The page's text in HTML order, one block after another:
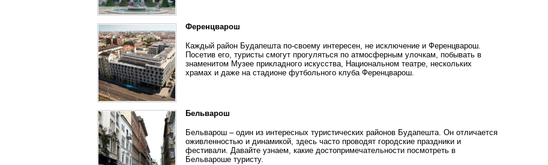
Ференцварош
Каждый район Будапешта по-своему интересен, не исключение и Ференцварош.
Посетив его, туристы смогут прогуляться по атмосферным улочкам, побывать в
знаменитом Музее прикладного искусства, Национальном театре, нескольких
храмах и даже на стадионе футбольного клуба Ференцварош.
Бельварош
Бельварош – один из интересных туристических районов Будапешта. Он отличается
оживленностью и динамикой, здесь часто проводят городские праздники и
фестивали. Давайте узнаем, какие достопримечательности посмотреть в
Бельвароше туристу.